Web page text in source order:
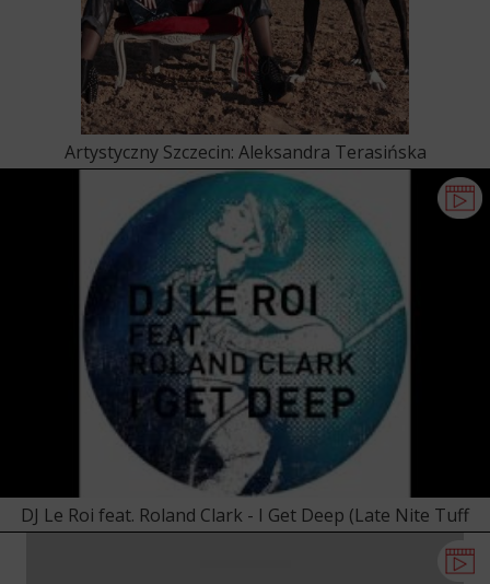
Artystyczny Szczecin: Aleksandra Terasińska
DJ Le Roi feat. Roland Clark - I Get Deep (Late Nite Tuff